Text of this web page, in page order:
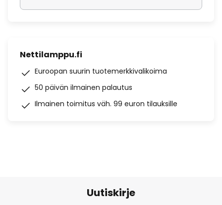
Nettilamppu.fi
Euroopan suurin tuotemerkkivalikoima
50 päivän ilmainen palautus
Ilmainen toimitus väh. 99 euron tilauksille
Uutiskirje